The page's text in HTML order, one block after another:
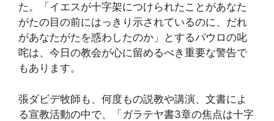
た。「イエスが十字架につけられたことがあなた
がたの目の前にはっきり示されているのに、だれ
があなたがたを惑わしたのか」とするパウロの叱
咤は、今日の教会が心に留めるべき重要な警告で
もあります。
張ダビデ牧師も、何度もの説教や講演、文書によ
る宣教活動の中で、「ガラテヤ書3章の焦点は十字